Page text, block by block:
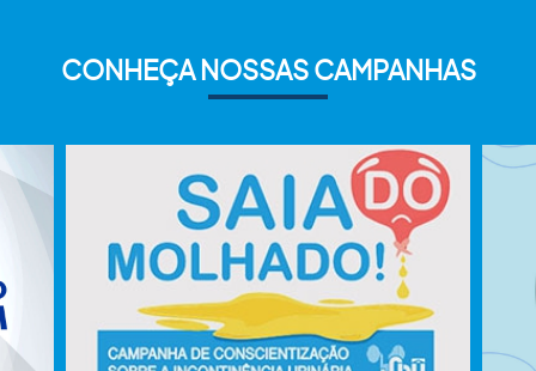
CONHEÇA NOSSAS CAMPANHAS